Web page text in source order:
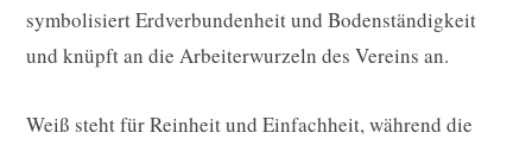
symbolisiert Erdverbundenheit und Bodenständigkeit
und knüpft an die Arbeiterwurzeln des Vereins an.
Weiß steht für Reinheit und Einfachheit, während die